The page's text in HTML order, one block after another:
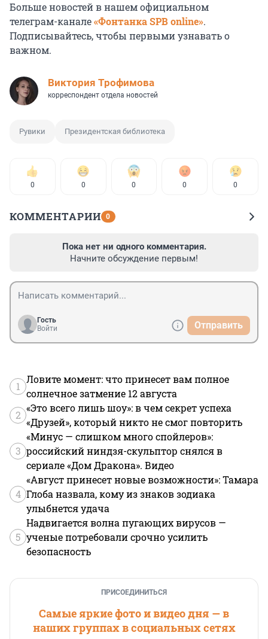
Больше новостей в нашем официальном
телеграм-канале«Фонтанка SPB online».
Подписывайтесь, чтобы первыми узнавать о
важном.
Виктория Трофимова
корреспондент отдела новостей
Рувики Президентская библиотека
0 0 0 0 0
КОММЕНТАРИИ 0
Пока нет ни одного комментария.
Начните обсуждение первым!
Гость
Войти
Отправить
1
Ловите момент: что принесет вам полное
солнечное затмение 12 августа
2
«Это всего лишь шоу»: в чем секрет успеха
«Друзей», который никто не смог повторить
3
«Минус — слишком много спойлеров»:
российский ниндзя-скульптор снялся в
сериале «Дом Дракона». Видео
4
«Август принесет новые возможности»: Тамара
Глоба назвала, кому из знаков зодиака
улыбнется удача
5
Надвигается волна пугающих вирусов —
ученые потребовали срочно усилить
безопасность
ПРИСОЕДИНИТЬСЯ
Самые яркие фото и видео дня — в
наших группах в социальных сетях